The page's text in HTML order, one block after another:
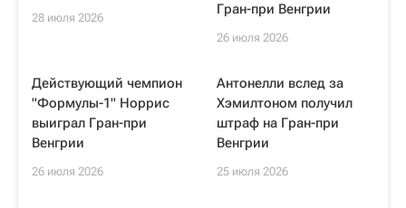
28 июля 2026
Гран-при Венгрии
26 июля 2026
Действующий чемпион
"Формулы-1" Норрис
выиграл Гран-при
Венгрии
26 июля 2026
Антонелли вслед за
Хэмилтоном получил
штраф на Гран-при
Венгрии
25 июля 2026